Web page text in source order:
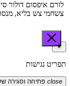
לורם איפסום דולור
צשחמי צש בליא,
תפריט נגישות
close פתיחה וסגירה